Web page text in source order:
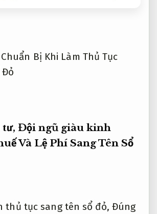
tư, Đội ngũ giàu kinh
Và Lệ Phí Sang Tên Sổ
thủ tục sang tên sổ đỏ, Đúng